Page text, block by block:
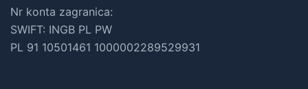
Nr konta zagranica:
SWIFT: INGB PL PW
PL 91 10501461 1000002289529931